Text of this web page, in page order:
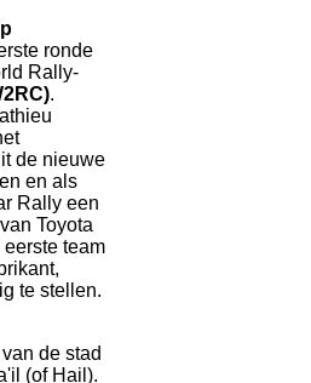
ronde
Rally-
.
de nieuwe
en als
Rally een
Toyota
team
te stellen.
de stad
(of Hail).